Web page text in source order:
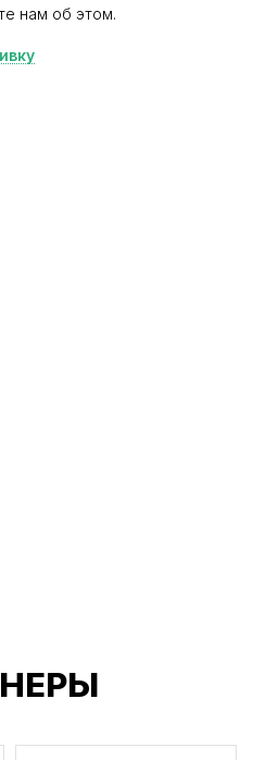
нам об этом.